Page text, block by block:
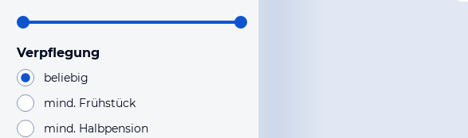
Verpflegung
beliebig
mind. Frühstück
mind. Halbpension